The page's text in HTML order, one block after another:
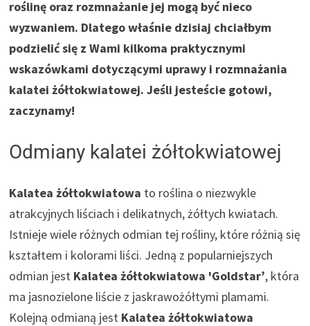
roślinę oraz rozmnażanie jej mogą być nieco
wyzwaniem. Dlatego właśnie dzisiaj chciałbym
podzielić się z Wami kilkoma praktycznymi
wskazówkami dotyczącymi uprawy i rozmnażania
kalatei żółtokwiatowej. Jeśli jesteście gotowi,
zaczynamy!
Odmiany kalatei żółtokwiatowej
Kalatea żółtokwiatowa to roślina o niezwykle
atrakcyjnych liściach i delikatnych, żółtych kwiatach.
Istnieje wiele różnych odmian tej rośliny, które różnią się
kształtem i kolorami liści. Jedną z popularniejszych
odmian jest Kalatea żółtokwiatowa 'Goldstar’, która
ma jasnozielone liście z jaskrawożółtymi plamami.
Kolejną odmianą jest Kalatea żółtokwiatowa